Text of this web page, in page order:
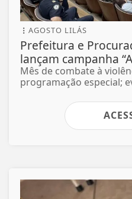
AGOSTO LILÁS
Prefeitura e
lançam campanha
Mês de combate à
programação especial;